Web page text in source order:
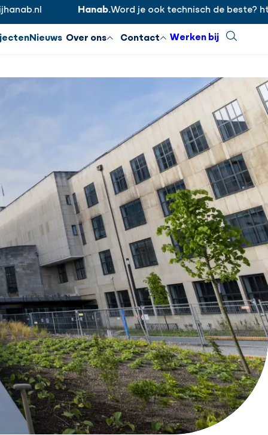
Hanab.Word je ook technisch de beste? https://
Inloggen
Nieuws Over ons Contact Werken bij Zoeken